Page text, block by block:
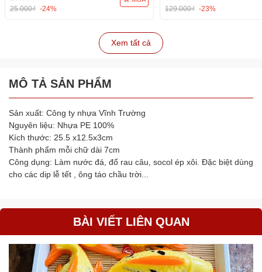
25.000₫ -24% 129.000₫ -23%
Xem tất cả
MÔ TẢ SẢN PHẨM
Sản xuất: Công ty nhựa Vĩnh Trường
Nguyên liệu: Nhựa PE 100%
Kích thước: 25.5 x12.5x3cm
Thành phẩm mỗi chữ dài 7cm
Công dụng: Làm nước đá, đổ rau câu, socol ép xôi. Đặc biệt dùng
cho các dip lễ tết , ông táo chầu trời...
BÀI VIẾT LIÊN QUAN